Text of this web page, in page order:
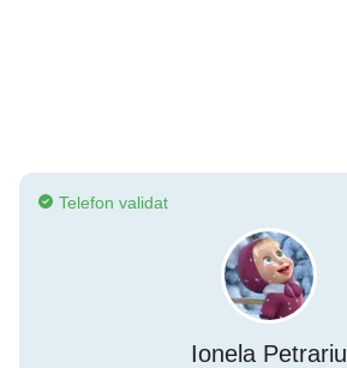
Telefon validat
Ionela Petrariu